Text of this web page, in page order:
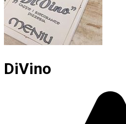
DiVino